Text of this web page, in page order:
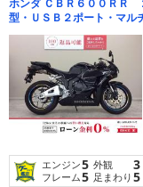
ホンダ ＣＢＲ６００ＲＲ
型・ＵＳＢ２ポート・マル
エンジン5 外観 3
フレーム5 足まわり 5